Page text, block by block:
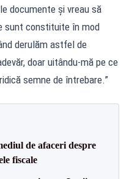
documente și vreau să
sunt constituite în mod
derulăm astfel de
doar uitându-mă pe ce
semne de întrebare.”
de afaceri despre
fiscale